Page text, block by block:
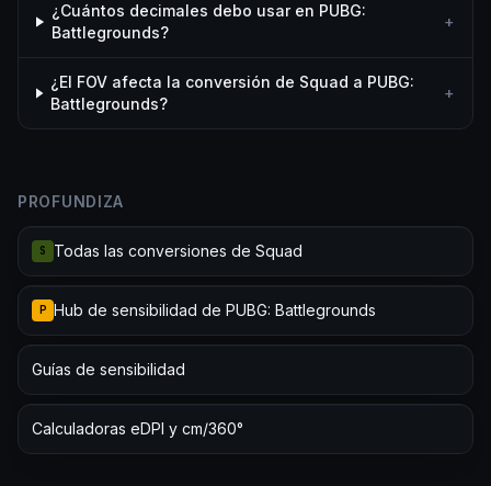
¿Cuántos decimales debo usar en PUBG:
Battlegrounds?
+
¿El FOV afecta la conversión de Squad a PUBG:
Battlegrounds?
+
PROFUNDIZA
S Todas las conversiones de Squad
P Hub de sensibilidad de PUBG: Battlegrounds
Guías de sensibilidad
Calculadoras eDPI y cm/360°